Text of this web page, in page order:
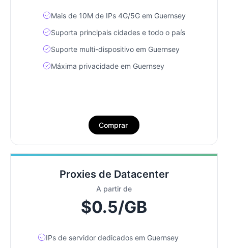
Mais de 10M de IPs 4G/5G em Guernsey
Suporta principais cidades e todo o país
Suporte multi-dispositivo em Guernsey
Máxima privacidade em Guernsey
Comprar
Proxies de Datacenter
A partir de
$0.5/GB
IPs de servidor dedicados em Guernsey